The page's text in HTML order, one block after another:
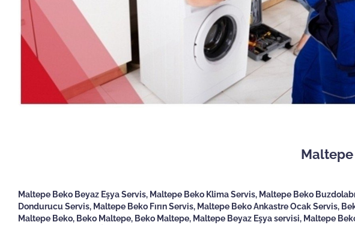
Maltepe
Maltepe Beko Beyaz Eşya Servis, Maltepe Beko Klima Servis, Maltepe Beko
Dondurucu Servis, Maltepe Beko Fırın Servis, Maltepe Beko Ankastre Ocak Servis,
Maltepe Beko, Beko Maltepe, Beko Maltepe, Maltepe Beyaz Eşya servisi, Maltepe